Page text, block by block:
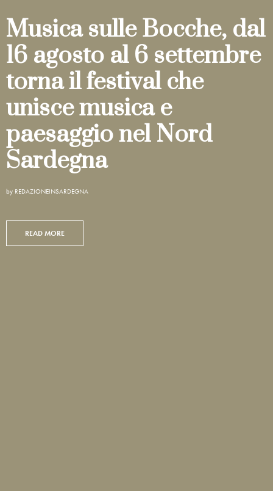
Musica sulle Bocche, dal
16 agosto al 6 settembre
torna il festival che
unisce musica e
paesaggio nel Nord
Sardegna
by REDAZIONEINSARDEGNA
READ MORE